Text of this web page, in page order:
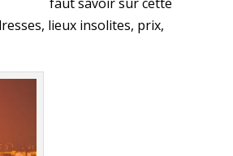
lieux insolites, prix,